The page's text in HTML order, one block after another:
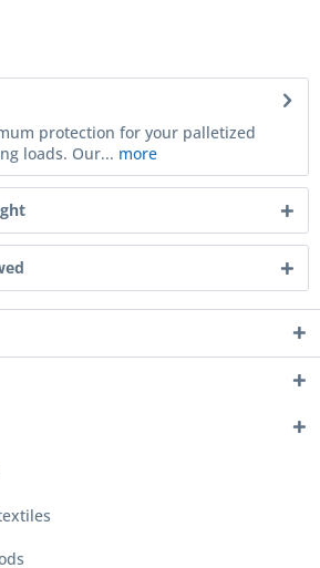
protection for your palletized
loads. Our... more